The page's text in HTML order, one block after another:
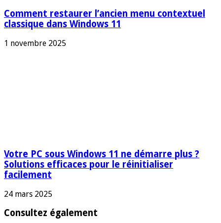
Comment restaurer l’ancien menu contextuel
classique dans Windows 11
1 novembre 2025
Votre PC sous Windows 11 ne démarre plus ?
Solutions efficaces pour le réinitialiser
facilement
24 mars 2025
Consultez également